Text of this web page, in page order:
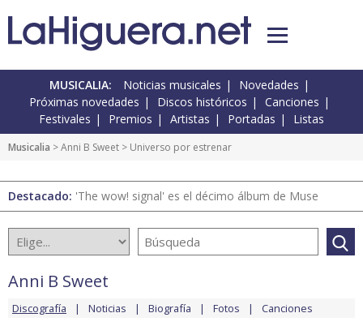
MUSICALIA: Noticias musicales
Novedades
Próximas novedades
Discos históricos
Canciones
Festivales
Premios Artistas Portadas Listas
Musicalia >Anni B Sweet > Universo por estrenar
Destacado: 'The wow! signal' es el décimo álbum de Muse
Anni B Sweet
Discografía Noticias Biografía Fotos Canciones